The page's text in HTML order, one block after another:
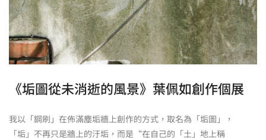
《垢圖從未消逝的風景》葉佩如創作個展
我以「鋼刷」在佈滿塵垢牆上創作的方式，取名為「垢圖」，
「垢」不再只是牆上的汙垢，而是“在自己的「土」地上稱